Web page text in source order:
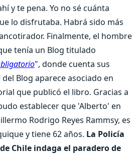
y te pena. Yo no sé cuánta
lo disfrutaba. Habrá sido más
Finalmente, el hombre
tenía un Blog titulado
", donde cuenta sus
Blog aparece asociado en
que publicó el libro. Gracias a
establecer que 'Alberto' en
Rodrigo Reyes Rammsy, es
y tiene 62 años. La Policía
Chile indaga el paradero de